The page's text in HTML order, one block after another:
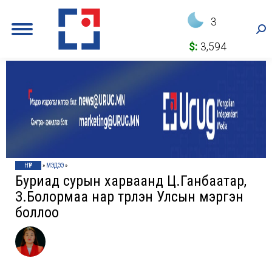
3
$: 3,594
НҮҮР » МЭДЭЭ»
Буриад сурын харваанд Ц.Ганбаатар,
З.Болормаа нар түрүүлэн Улсын мэргэн
боллоо